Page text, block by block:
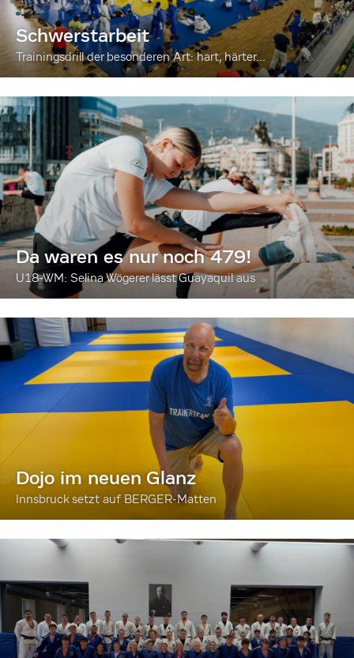
Schwerstarbeit
Trainingsdrill der besonderen Art: hart, härter...
Da waren es nur noch 479!
U18-WM: Selina Wögerer lässt Guayaquil aus
Dojo im neuen Glanz
Innsbruck setzt auf BERGER-Matten